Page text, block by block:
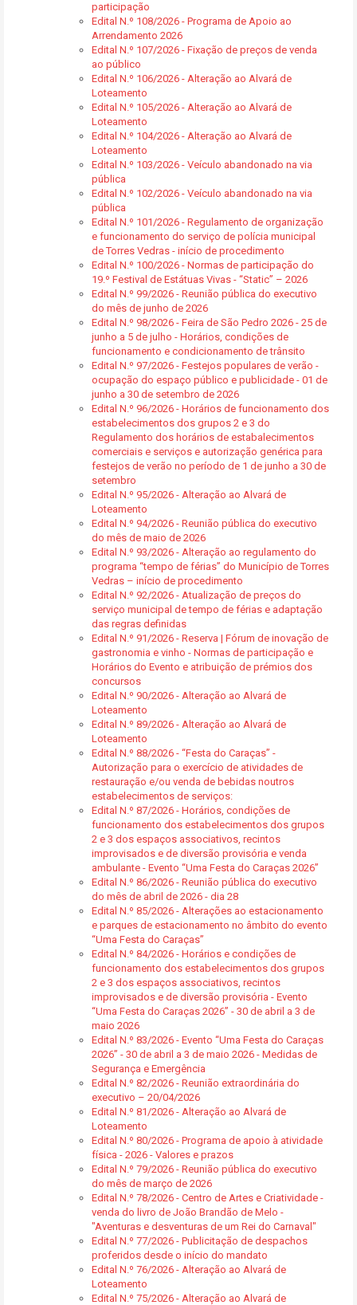
participação
Edital N.º 108/2026 - Programa de Apoio ao
Arrendamento 2026
Edital N.º 107/2026 - Fixação de preços de venda
ao público
Edital N.º 106/2026 - Alteração ao Alvará de
Loteamento
Edital N.º 105/2026 - Alteração ao Alvará de
Loteamento
Edital N.º 104/2026 - Alteração ao Alvará de
Loteamento
Edital N.º 103/2026 - Veículo abandonado na via
pública
Edital N.º 102/2026 - Veículo abandonado na via
pública
Edital N.º 101/2026 - Regulamento de organização
e funcionamento do serviço de polícia municipal
de Torres Vedras - início de procedimento
Edital N.º 100/2026 - Normas de participação do
19.º Festival de Estátuas Vivas - “Static” – 2026
Edital N.º 99/2026 - Reunião pública do executivo
do mês de junho de 2026
Edital N.º 98/2026 - Feira de São Pedro 2026 - 25 de
junho a 5 de julho - Horários, condições de
funcionamento e condicionamento de trânsito
Edital N.º 97/2026 - Festejos populares de verão -
ocupação do espaço público e publicidade - 01 de
junho a 30 de setembro de 2026
Edital N.º 96/2026 - Horários de funcionamento dos
estabelecimentos dos grupos 2 e 3 do
Regulamento dos horários de estabalecimentos
comerciais e serviços e autorização genérica para
festejos de verão no período de 1 de junho a 30 de
setembro
Edital N.º 95/2026 - Alteração ao Alvará de
Loteamento
Edital N.º 94/2026 - Reunião pública do executivo
do mês de maio de 2026
Edital N.º 93/2026 - Alteração ao regulamento do
programa “tempo de férias” do Município de Torres
Vedras – início de procedimento
Edital N.º 92/2026 - Atualização de preços do
serviço municipal de tempo de férias e adaptação
das regras definidas
Edital N.º 91/2026 - Reserva | Fórum de inovação de
gastronomia e vinho - Normas de participação e
Horários do Evento e atribuição de prémios dos
concursos
Edital N.º 90/2026 - Alteração ao Alvará de
Loteamento
Edital N.º 89/2026 - Alteração ao Alvará de
Loteamento
Edital N.º 88/2026 - “Festa do Caraças” -
Autorização para o exercício de atividades de
restauração e/ou venda de bebidas noutros
estabelecimentos de serviços:
Edital N.º 87/2026 - Horários, condições de
funcionamento dos estabelecimentos dos grupos
2 e 3 dos espaços associativos, recintos
improvisados e de diversão provisória e venda
ambulante - Evento “Uma Festa do Caraças 2026”
Edital N.º 86/2026 - Reunião pública do executivo
do mês de abril de 2026 - dia 28
Edital N.º 85/2026 - Alterações ao estacionamento
e parques de estacionamento no âmbito do evento
“Uma Festa do Caraças”
Edital N.º 84/2026 - Horários e condições de
funcionamento dos estabelecimentos dos grupos
2 e 3 dos espaços associativos, recintos
improvisados e de diversão provisória - Evento
“Uma Festa do Caraças 2026” - 30 de abril a 3 de
maio 2026
Edital N.º 83/2026 - Evento “Uma Festa do Caraças
2026” - 30 de abril a 3 de maio 2026 - Medidas de
Segurança e Emergência
Edital N.º 82/2026 - Reunião extraordinária do
executivo – 20/04/2026
Edital N.º 81/2026 - Alteração ao Alvará de
Loteamento
Edital N.º 80/2026 - Programa de apoio à atividade
física - 2026 - Valores e prazos
Edital N.º 79/2026 - Reunião pública do executivo
do mês de março de 2026
Edital N.º 78/2026 - Centro de Artes e Criatividade -
venda do livro de João Brandão de Melo -
"Aventuras e desventuras de um Rei do Carnaval"
Edital N.º 77/2026 - Publicitação de despachos
proferidos desde o início do mandato
Edital N.º 76/2026 - Alteração ao Alvará de
Loteamento
Edital N.º 75/2026 - Alteração ao Alvará de